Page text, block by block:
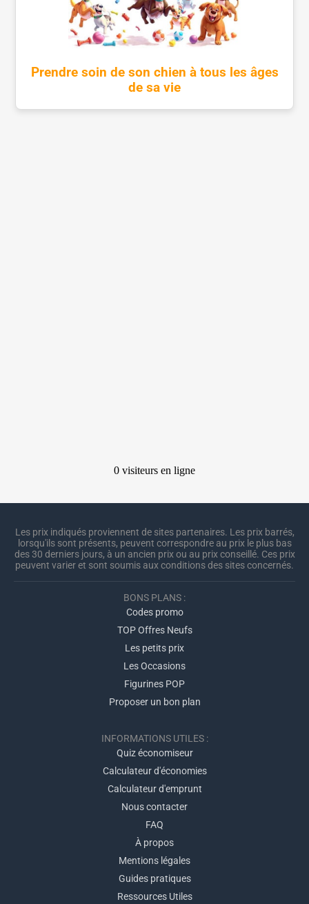
Prendre soin de son chien à tous les âges
de sa vie
Les prix indiqués proviennent de sites partenaires. Les prix barrés,
lorsqu'ils sont présents, peuvent correspondre au prix le plus bas
des 30 derniers jours, à un ancien prix ou au prix conseillé. Ces prix
peuvent varier et sont soumis aux conditions des sites concernés.
BONS PLANS :
Codes promo
TOP Offres Neufs
Les petits prix
Les Occasions
Figurines POP
Proposer un bon plan
INFORMATIONS UTILES :
Quiz économiseur
Calculateur d'économies
Calculateur d'emprunt
Nous contacter
FAQ
À propos
Mentions légales
Guides pratiques
Ressources Utiles